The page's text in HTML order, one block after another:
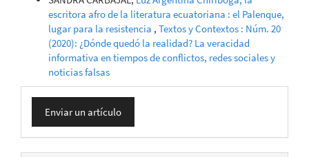
escritora afro de la literatura ecuatoriana : el Palenque,
lugar para la resistencia , Textos y Contextos : Núm. 20
(2020): ¿Dónde quedó la realidad? La veracidad
informativa en tiempos de conflictos, redes sociales y
noticias falsas
Enviar
un
artículo
Enviar un artículo